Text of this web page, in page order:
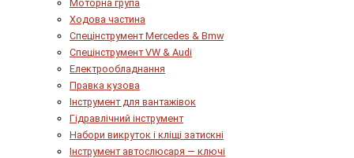
Моторна група
Ходова частина
Спецінструмент Mercedes & Bmw
Спецінструмент VW & Audi
Електрообладнання
Правка кузова
Інструмент для вантажівок
Гідравлічний інструмент
Набори викруток і кліщі затискні
Інструмент автослюсаря — ключі